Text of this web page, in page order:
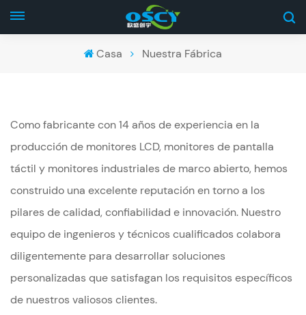
Casa Nuestra Fábrica
Como fabricante con 14 años de experiencia en la
producción de monitores LCD, monitores de pantalla
táctil y monitores industriales de marco abierto, hemos
construido una excelente reputación en torno a los
pilares de calidad, confiabilidad e innovación. Nuestro
equipo de ingenieros y técnicos cualificados colabora
diligentemente para desarrollar soluciones
personalizadas que satisfagan los requisitos específicos
de nuestros valiosos clientes.